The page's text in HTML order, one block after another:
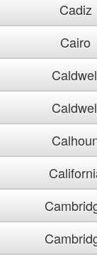
Cadiz
Cairo